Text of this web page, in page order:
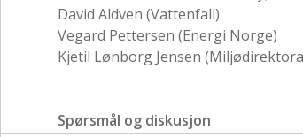
David Aldven (Vattenfall)
Vegard Pettersen (Energi Norge)
Kjetil Lønborg Jensen
Spørsmål og diskusjon